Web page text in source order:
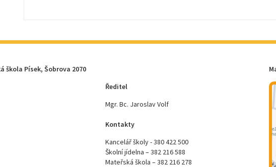
škola Písek, Šobrova 2070
Ředitel
Mgr. Bc. Jaroslav Volf
Kontakty
Kancelář školy - 380 422 500
Školní jídelna – 382 216 588
Mateřská škola – 382 216 278